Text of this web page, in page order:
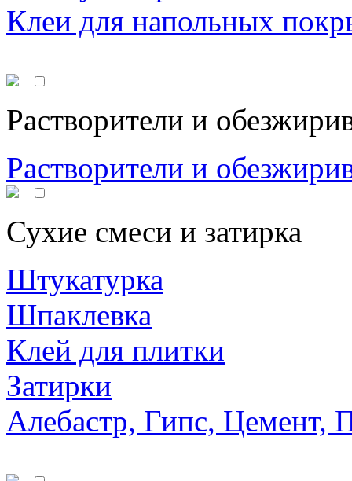
Клеи для напольных
Растворители и
Растворители и
Сухие смеси и затирка
Штукатурка
Шпаклевка
Клей для плитки
Затирки
Алебастр, Гипс, Цемент,